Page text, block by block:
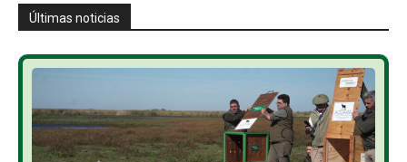
Últimas noticias